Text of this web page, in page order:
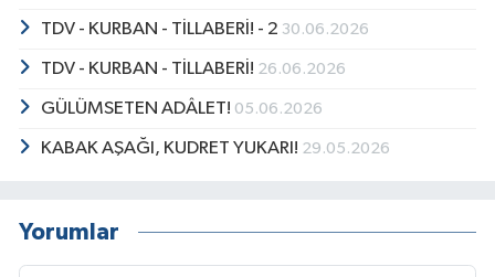
TDV - KURBAN - TİLLABERİ! - 2 30.06.2026
TDV - KURBAN - TİLLABERİ! 26.06.2026
GÜLÜMSETEN ADÂLET! 05.06.2026
KABAK AŞAĞI, KUDRET YUKARI! 29.05.2026
Yorumlar